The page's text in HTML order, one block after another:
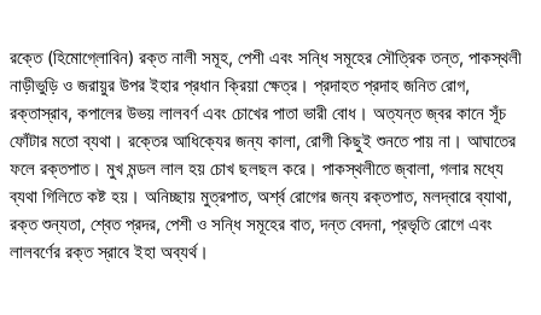
রক্তে (হিমোগ্লোবিন) রক্ত নালী সমূহ, পেশী এবং সন্ধি সমূহের সৌত্রিক তন্ত, পাকস্থলী
নাড়ীভুড়ি ও জরায়ুর উপর ইহার প্রধান ক্রিয়া ক্ষেত্র। প্রদাহত প্রদাহ জনিত রোগ,
রক্তাস্রাব, কপালের উভয় লালবর্ণ এবং চোখের পাতা ভারী বোধ। অত্যন্ত জ্বর কানে সূঁচ
ফোঁটার মতো ব্যথা। রক্তের আধিক্যের জন্য কালা, রোগী কিছুই শুনতে পায় না। আঘাতের
ফলে রক্তপাত। মুখ মন্ডল লাল হয় চোখ ছলছল করে। পাকস্থলীতে জ্বালা, গলার মধ্যে
ব্যথা গিলিতে কষ্ট হয়। অনিচ্ছায় মুত্রপাত, অর্শ্ব রোগের জন্য রক্তপাত, মলদ্বারে ব্যাথা,
রক্ত শুন্যতা, শ্বেত প্রদর, পেশী ও সন্ধি সমূহের বাত, দন্ত বেদনা, প্রভৃতি রোগে এবং
লালবর্ণের রক্ত স্রাবে ইহা অব্যর্থ।